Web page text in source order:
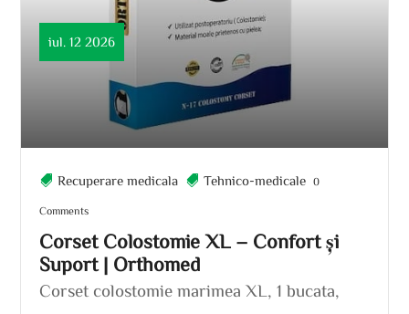
Corset Colostomie XL – Confort și
Suport | Orthomed
iul. 12 2026
Recuperare medicala Tehnico-medicale 0
Comments
Corset colostomie marimea XL, 1 bucata,